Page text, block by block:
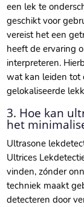
een lek te
geschikt voor
vereist het een
heeft de ervaring
interpreteren.​
wat kan leiden tot
gelokaliseerde
3.​ Hoe kan
het
Ultrasone
Ultrices
vinden, zónder
techniek maakt
detecteren door